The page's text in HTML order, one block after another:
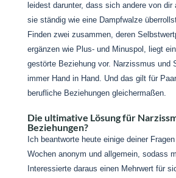
leidest darunter, dass sich andere von dir
sie ständig wie eine Dampfwalze
Finden zwei zusammen, deren
ergänzen wie Plus- und Minuspol, liegt
gestörte Beziehung vor. Narzissmus und
immer Hand in Hand. Und das gilt für
berufliche Beziehungen gleichermaßen.
Die ultimative Lösung für
Beziehungen?
Ich beantworte heute einige deiner
Wochen anonym und allgemein, sodass
Interessierte daraus einen Mehrwert für